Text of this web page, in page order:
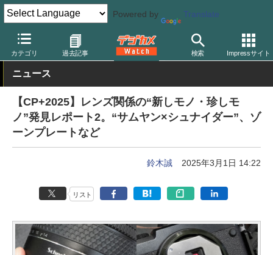
Powered by Translate
カテゴリ 過去記事 検索 Impressサイト
デジカメ Watch レンズ 交換レンズ
ニュース
【CP+2025】レンズ関係の“新しモノ・珍しモ
ノ”発見レポート2。“サムヤン×シュナイダー”、ゾ
ーンプレートなど
鈴木誠 2025年3月1日 14:22
リスト